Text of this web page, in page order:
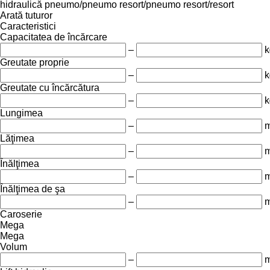
hidraulică pneumo/pneumo resort/pneumo resort/resort
Arată tuturor
Caracteristici
Capacitatea de încărcare
–
Greutate proprie
–
Greutate cu încărcătura
–
Lungimea
–
Lăţimea
–
Înălţimea
–
Înălţimea de şa
–
Caroserie
Mega
Mega
Volum
–